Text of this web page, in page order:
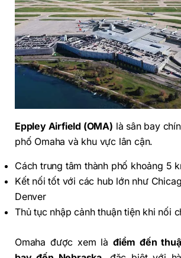
Eppley Airfield (OMA) là sân bay
phố Omaha và khu vực lân cận.
Cách trung tâm thành phố khoảng 5
Kết nối tốt với các hub lớn như
Denver
Thủ tục nhập cảnh thuận tiện khi nối
Omaha được xem là điểm đến